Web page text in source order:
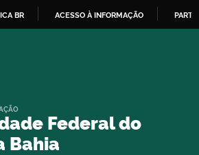
BR ACESSO À INFORMAÇÃO
Federal do
Bahia